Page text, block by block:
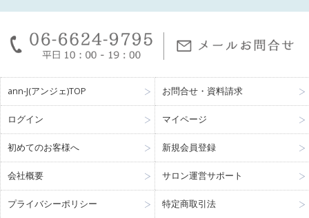
ann-J(アンジェ)TOP お問合せ・資料請求
ログイン マイページ
初めてのお客様へ 新規会員登録
会社概要 サロン運営サポート
プライバシーポリシー 特定商取引法